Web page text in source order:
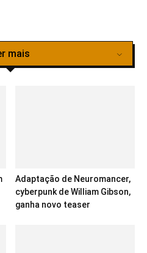
mais
Adaptação de Neuromancer,
cyberpunk de William Gibson,
ganha novo teaser